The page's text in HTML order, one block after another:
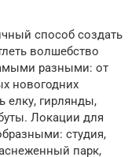
способ создать
волшебство
разными: от
новогодних
елку, гирлянды,
Локации для
студия,
парк,